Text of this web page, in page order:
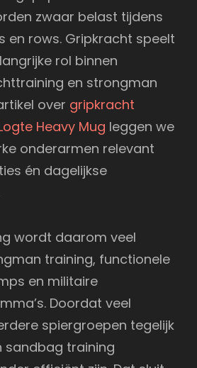
zwaar belast tijdens
en rows. Gripkracht speelt
rol binnen
en strongman
over gripkracht
Heavy Mug leggen we
onderarmen relevant
én dagelijkse
wordt daarom veel
training, functionele
en militaire
Doordat veel
spiergroepen tegelijk
sandbag training